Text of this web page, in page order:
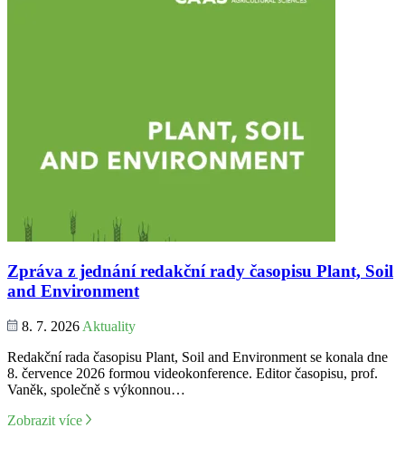
Zpráva z jednání redakční rady časopisu Plant, Soil
and Environment
8. 7. 2026 Aktuality
Redakční rada časopisu Plant, Soil and Environment se konala dne
8. července 2026 formou videokonference. Editor časopisu, prof.
Vaněk, společně s výkonnou…
Zobrazit více